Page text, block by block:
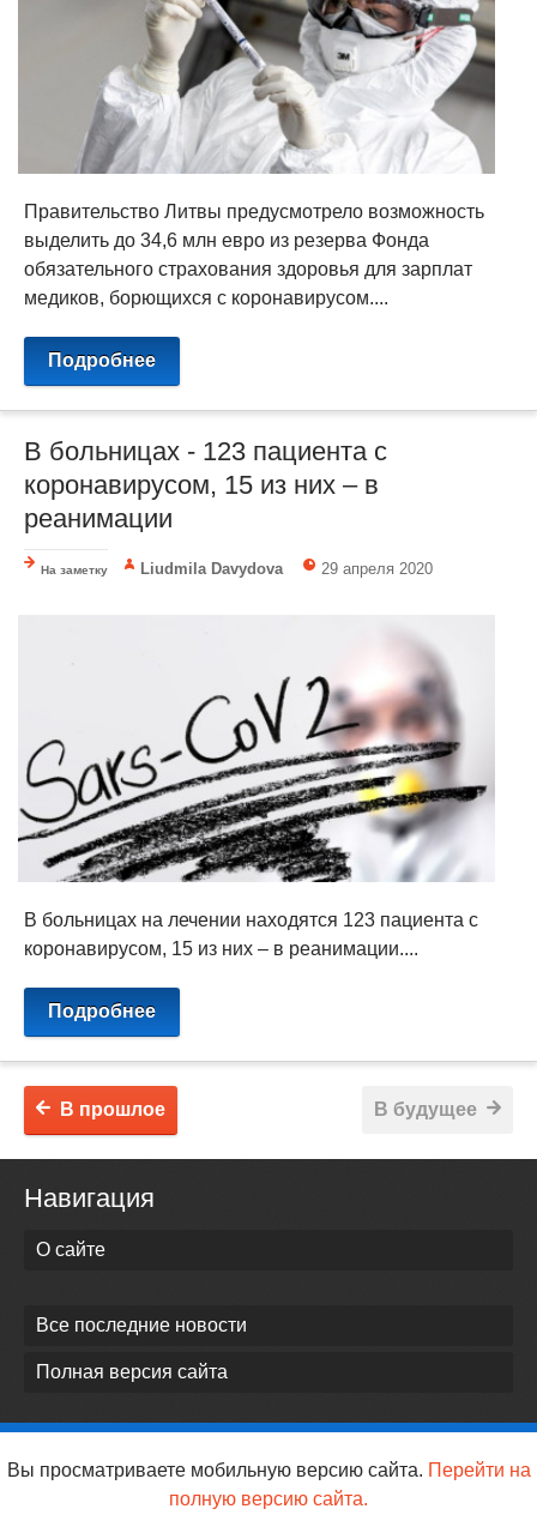
Правительство Литвы предусмотрело возможность
выделить до 34,6 млн евро из резерва Фонда
обязательного страхования здоровья для зарплат
медиков, борющихся с коронавирусом....
Подробнее
В больницах - 123 пациента с
коронавирусом, 15 из них – в
реанимации
На заметку Liudmila Davydova 29 апреля 2020
В больницах на лечении находятся 123 пациента с
коронавирусом, 15 из них – в реанимации....
Подробнее
В будущее
В прошлое
Навигация
О сайте
Все последние новости
Полная версия сайта
Вы просматриваете мобильную версию сайта. Перейти на
полную версию сайта.